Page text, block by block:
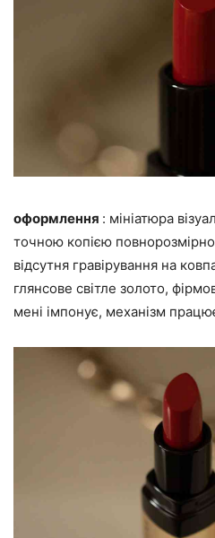
оформлення : мініатюра
точною копією
відсутня гравірування на
глянсове світле золото,
мені імпонує, механізм